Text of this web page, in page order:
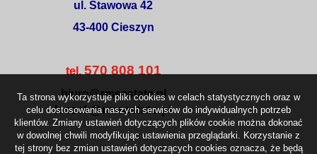
ul. Stawowa 42
43-400 Cieszyn
tel. 570 808 101
biuro@rmsestate.pl
leszek@rmsestate.pl
Ta strona wykorzystuje pliki cookies w celach statystycznych oraz w
celu dostosowania naszych serwisów do indywidualnych potrzeb
klientów. Zmiany ustawień dotyczących plików cookie można dokonać
w dowolnej chwili modyfikując ustawienia przeglądarki. Korzystanie z
tej strony bez zmian ustawień dotyczących cookies oznacza, że będą